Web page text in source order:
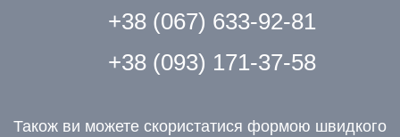
+38 (067) 633-92-81
+38 (093) 171-37-58
Також ви можете скористатися формою швидкого